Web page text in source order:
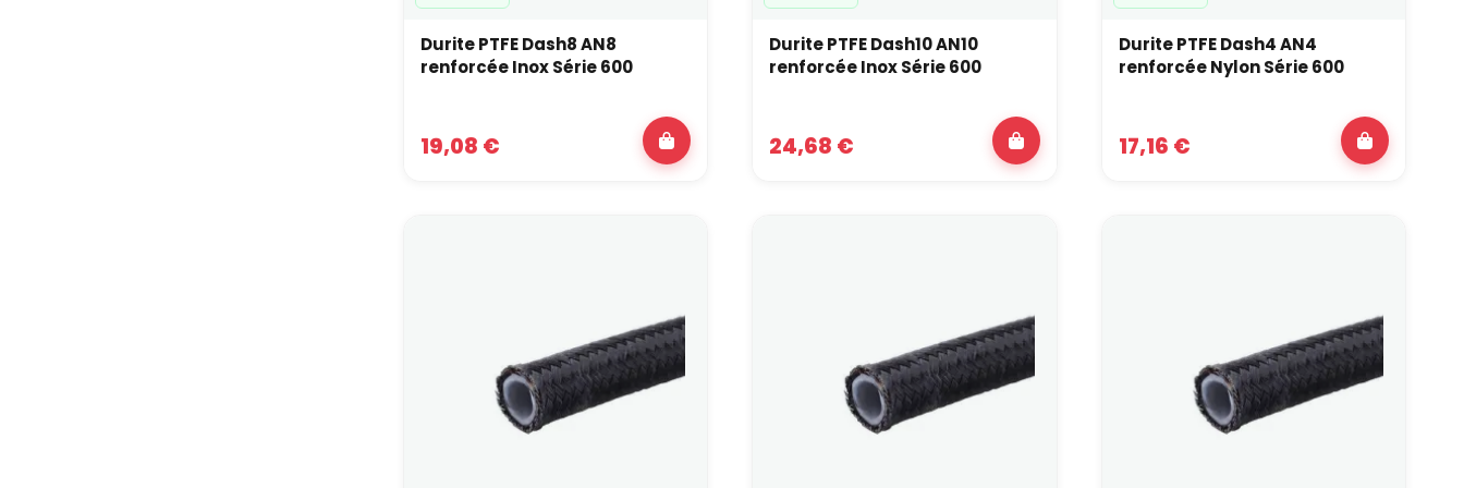
Durite PTFE Dash8 AN8
renforcée Inox Série 600
19,08 €
Durite PTFE Dash10 AN10
renforcée Inox Série 600
24,68 €
Durite PTFE Dash4 AN4
renforcée Nylon Série 600
17,16 €